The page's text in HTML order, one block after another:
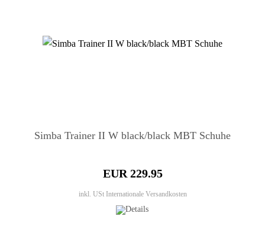
Simba Trainer II W black/black MBT Schuhe
EUR 229.95
inkl. USt Internationale Versandkosten